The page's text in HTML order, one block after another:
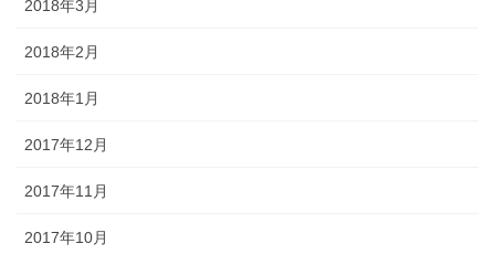
2018年3月
2018年2月
2018年1月
2017年12月
2017年11月
2017年10月